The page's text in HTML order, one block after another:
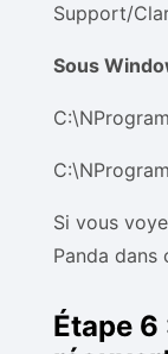
Support/
Sous
Si vous
Panda dans
Étape 6